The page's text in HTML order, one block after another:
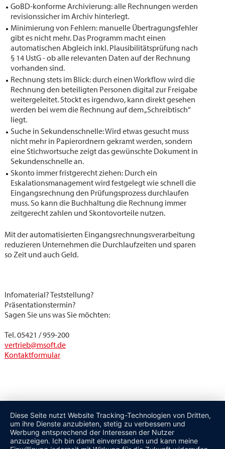
GoBD-konforme Archivierung: alle Rechnungen werden
revisionssicher im Archiv hinterlegt.
Minimierung von Fehlern: manuelle Übertragungsfehler
gibt es nicht mehr. Das Programm macht einen
automatischen Abgleich inkl. Plausibilitätsprüfung nach
§ 14 UstG - ob alle relevanten Daten auf der Rechnung
vorhanden sind.
Rechnung stets im Blick: durch einen Workflow wird die
Rechnung den beteiligten Personen digital zur Freigabe
weitergeleitet. Stockt es irgendwo, kann direkt gesehen
werden bei wem die Rechnung auf dem „Schreibtisch“
liegt.
Suche in Sekundenschnelle: Wird etwas gesucht muss
nicht mehr in Papierordnern gekramt werden, sondern
eine Stichwortsuche zeigt das gewünschte Dokument in
Sekundenschnelle an.
Skonto immer fristgerecht ziehen: Durch ein
Eskalationsmanagement wird festgelegt wie schnell die
Eingangsrechnung den Prüfungsprozess durchlaufen
muss. So kann die Buchhaltung die Rechnung immer
zeitgerecht zahlen und Skontovorteile nutzen.
Mit der automatisierten Eingangsrechnungsverarbeitung
reduzieren Unternehmen die Durchlaufzeiten und sparen
so Zeit und auch Geld.
Infomaterial? Teststellung?
Präsentationstermin?
Sagen Sie uns was Sie möchten:
Tel. 05421 / 959-200
vertrieb@msoft.de
Kontaktformular
Diese Seite nutzt Website Tracking-Technologien von Dritten,
um ihre Dienste anzubieten, stetig zu verbessern und
Werbung entsprechend der Interessen der Nutzer
anzuzeigen. Ich bin damit einverstanden und kann meine